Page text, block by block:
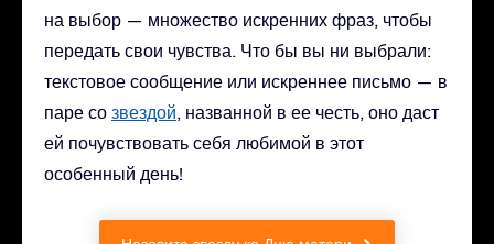
на выбор — множество искренних фраз, чтобы
передать свои чувства. Что бы вы ни выбрали:
текстовое сообщение или искреннее письмо — в
паре со звездой, названной в ее честь, оно даст
ей почувствовать себя любимой в этот
особенный день!